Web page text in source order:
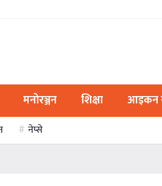
मनोरञ्जन शिक्षा आइकन
नेप्से